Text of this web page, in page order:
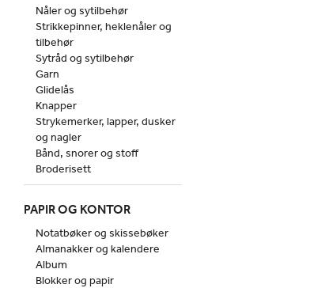
Nåler og sytilbehør
Strikkepinner, heklenåler og
tilbehør
Sytråd og sytilbehør
Garn
Glidelås
Knapper
Strykemerker, lapper, dusker
og nagler
Bånd, snorer og stoff
Broderisett
PAPIR OG KONTOR
Notatbøker og skissebøker
Almanakker og kalendere
Album
Blokker og papir